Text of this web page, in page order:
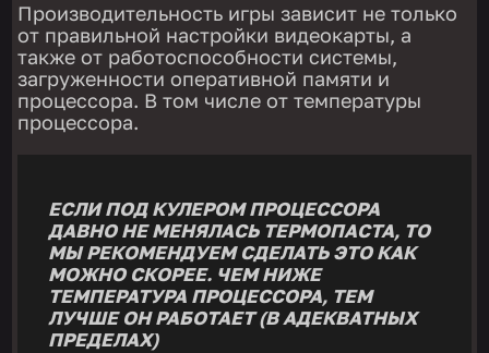
Производительность игры зависит не только
от правильной настройки видеокарты, а
также от работоспособности системы,
загруженности оперативной памяти и
процессора. В том числе от температуры
процессора.
ЕСЛИ ПОД КУЛЕРОМ ПРОЦЕССОРА
ДАВНО НЕ МЕНЯЛАСЬ ТЕРМОПАСТА, ТО
МЫ РЕКОМЕНДУЕМ СДЕЛАТЬ ЭТО КАК
МОЖНО СКОРЕЕ. ЧЕМ НИЖЕ
ТЕМПЕРАТУРА ПРОЦЕССОРА, ТЕМ
ЛУЧШЕ ОН РАБОТАЕТ (В АДЕКВАТНЫХ
ПРЕДЕЛАХ)